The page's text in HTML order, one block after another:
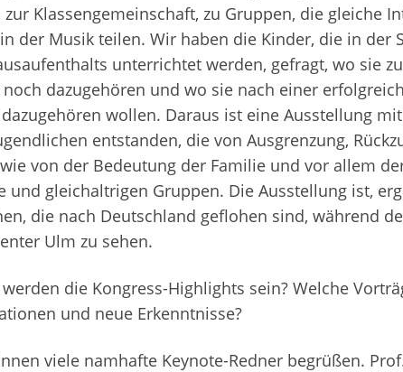
zur Klassengemeinschaft, zu Gruppen, die gleiche
der Musik teilen. Wir haben die Kinder, die in der
unterrichtet werden, gefragt, wo sie
dazugehören und wo sie nach einer
wollen. Daraus ist eine Ausstellung
entstanden, die von Ausgrenzung,
von der Bedeutung der Familie und vor allem
und gleichaltrigen Gruppen. Die Ausstellung ist,
die nach Deutschland geflohen sind, während
Ulm zu sehen.
die Kongress-Highlights sein? Welche
und neue Erkenntnisse?
viele namhafte Keynote-Redner begrüßen.